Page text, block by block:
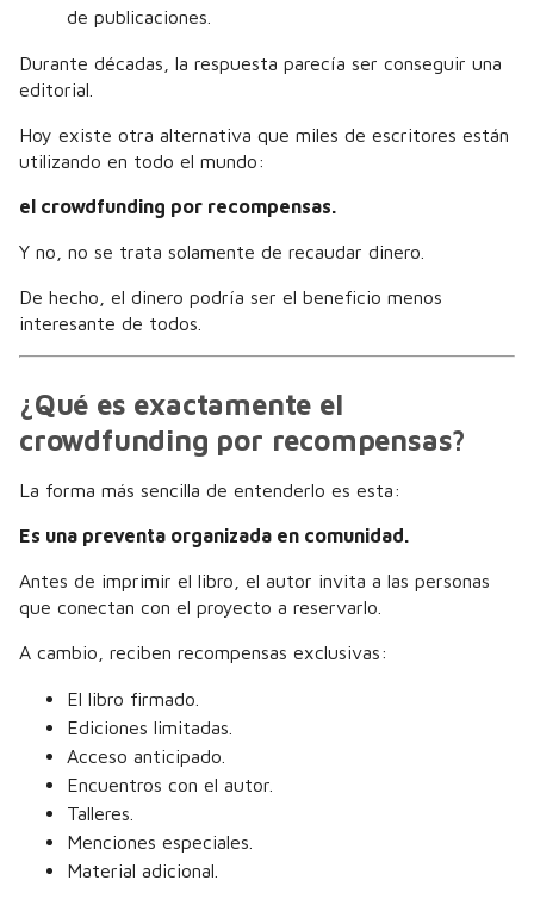
de publicaciones.
Durante décadas, la respuesta parecía ser conseguir una
editorial.
Hoy existe otra alternativa que miles de escritores están
utilizando en todo el mundo:
el crowdfunding por recompensas.
Y no, no se trata solamente de recaudar dinero.
De hecho, el dinero podría ser el beneficio menos
interesante de todos.
¿Qué es exactamente el
crowdfunding por recompensas?
La forma más sencilla de entenderlo es esta:
Es una preventa organizada en comunidad.
Antes de imprimir el libro, el autor invita a las personas
que conectan con el proyecto a reservarlo.
A cambio, reciben recompensas exclusivas:
El libro firmado.
Ediciones limitadas.
Acceso anticipado.
Encuentros con el autor.
Talleres.
Menciones especiales.
Material adicional.